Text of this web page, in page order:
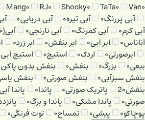
Mang۰ RJ۰ Shooky۰ TaTa۰ Van۰
آبی پررنگ۰ آبی تیره۰ آبی دریایی۰
آبی کرم۰ آبی کمرنگ۰ آبی نارنجی۰
آناناس۰ ابر آبی۰ ابر بنفش۰ ابر زرد۰
ابرصورتی۰ اردک۰ استیچ۰ استیچ آبی
ببعی۰ بزرگ۰ بنفش۰ بنفش بدون پاکن
بنفش سبزآبی۰ بنفش صورتی۰ بنفش
بنفش2۰ پاتریک صورتی۰ پاندا۰ پاندا آبی
صورتی۰ پاندا مشکی۰ پاندا و برگ۰
پوچاکو۰ پیشی۰ تمساح۰ توت فرنگی۰